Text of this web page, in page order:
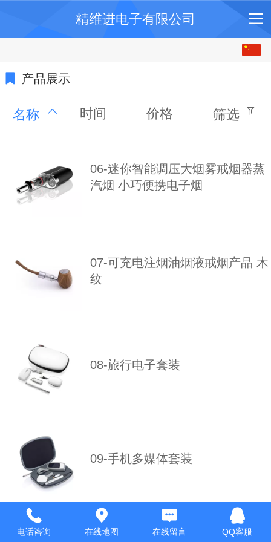
精维进电子有限公司
产品展示
名称 时间 价格 筛选
06-迷你智能调压大烟雾戒烟器蒸
汽烟 小巧便携电子烟
07-可充电注烟油烟液戒烟产品 木
纹
08-旅行电子套装
09-手机多媒体套装
电话咨询 在线地图 在线留言 QQ客服